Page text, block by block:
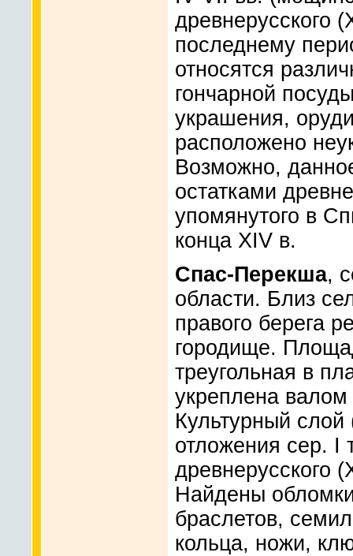
древнерусского
последнему
относятся
гончарной
украшения,
расположено
Возможно,
остатками
упомянутого в
конца XIV в.
Спас-Перекша,
области. Близ
правого берега
городище.
треугольная в
укреплена
Культурный
отложения сер. I
древнерусского
Найдены
браслетов,
кольца, ножи,